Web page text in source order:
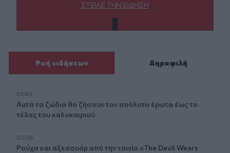
ΣΤΕΊΛΕ ΤΗΝ ΕΊΔΗΣΗ
Ροή ειδήσεων Δημοφιλή
01:40
Αυτά τα ζώδια θα ζήσουν τον απόλυτο έρωτα έως το
τέλος του καλοκαιριού
00:35
Ρούχα και αξεσουάρ από την ταινία «The Devil Wears